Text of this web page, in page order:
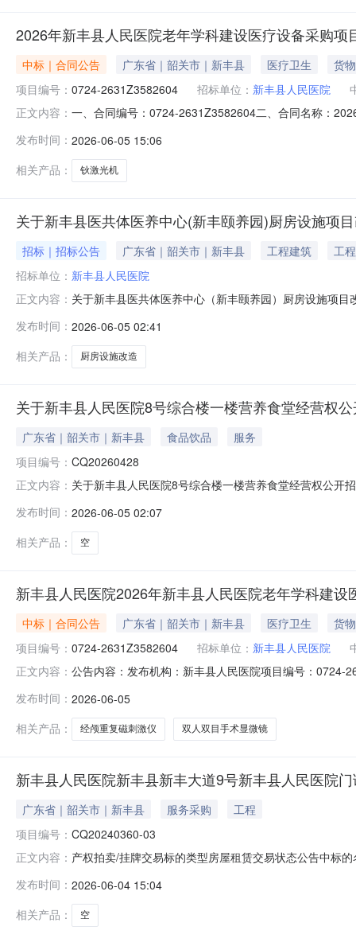
2026年新丰县人民医院老年学科建设医疗设备采购项
中标｜合同公告 广东省｜韶关市｜新丰县 医疗卫生
货物
项目编号： 0724-2631Z3582604 招标单位： 新丰县人民医院
正文内容： 一、合同编号：0724-2631Z3582604二、合同名称：
管理有限公司地址：广州市番禺区南村镇兴南大道238
发布时间： 2026-06-05 15:06
相关产品：
钬激光机
关于新丰县医共体医养中心(新丰颐养园)厨房设施项
招标｜招标公告 广东省｜韶关市｜新丰县 工程建筑
工程
招标单位： 新丰县人民医院
正文内容： 关于新丰县医共体医养中心（新丰颐养园）厨房设施项目
发布时间： 2026-06-05 02:41
相关产品：
厨房设施改造
关于新丰县人民医院8号综合楼一楼营养食堂经营权
广东省｜韶关市｜新丰县 食品饮品
服务
项目编号： CQ20260428
正文内容： 关于新丰县人民医院8号综合楼一楼营养食堂经营权公开
CQ20260428招租方式：网上公开竞价二、竞价条件1、
场看样：2026年6月6日—
发布时间： 2026-06-05 02:07
相关产品：
空
新丰县人民医院2026年新丰县人民医院老年学科建
中标｜合同公告 广东省｜韶关市｜新丰县 医疗卫生
货物
项目编号： 0724-2631Z3582604 招标单位： 新丰县人民医院
正文内容： 公告内容：发布机构：新丰县人民医院项目编号：
方式：0751-2266986供应商(乙方)：广东汇康联医疗供
发布时间： 2026-06-05
相关产品：
经颅重复磁刺激仪 双人双目手术显微镜
新丰县人民医院新丰县新丰大道9号新丰县人民医院
广东省｜韶关市｜新丰县 服务采购
工程
项目编号： CQ20240360-03
正文内容： 产权拍卖/挂牌交易标的类型房屋租赁交易状态公告中标
式按单价是否有底价无起拍价2020.0元/月增价幅度
发布时间： 2026-06-04 15:04
相关产品：
空